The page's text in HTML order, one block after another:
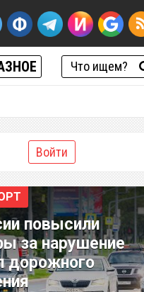
Войти
повысили
за нарушение
дорожного